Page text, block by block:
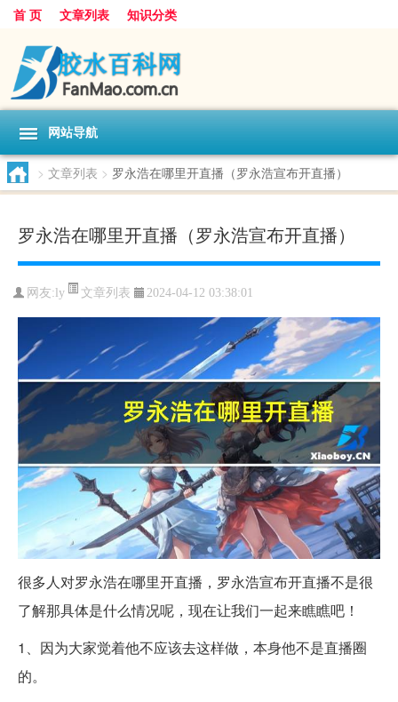
首 页 文章列表 知识分类
网站导航
> 文章列表 > 罗永浩在哪里开直播（罗永浩宣布开直播）
罗永浩在哪里开直播（罗永浩宣布开直播）
网友: ly 文章列表 2024-04-12 03:38:01
很多人对罗永浩在哪里开直播，罗永浩宣布开直播不是很
了解那具体是什么情况呢，现在让我们一起来瞧瞧吧！
1、因为大家觉着他不应该去这样做，本身他不是直播圈
的。